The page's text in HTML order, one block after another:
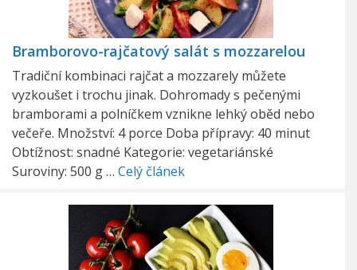
Bramborovo-rajčatový salát s mozzarelou
Tradiční kombinaci rajčat a mozzarely můžete
vyzkoušet i trochu jinak. Dohromady s pečenými
bramborami a polníčkem vznikne lehký oběd nebo
večeře. Množství: 4 porce Doba přípravy: 40 minut
Obtížnost: snadné Kategorie: vegetariánské
Suroviny: 500 g … Celý článek